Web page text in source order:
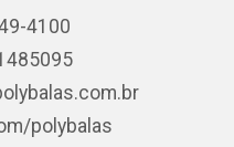
4100
polybalas